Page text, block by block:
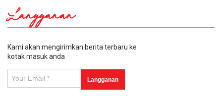
Langganan
Kami akan mengirimkan berita terbaru ke
kotak masuk anda